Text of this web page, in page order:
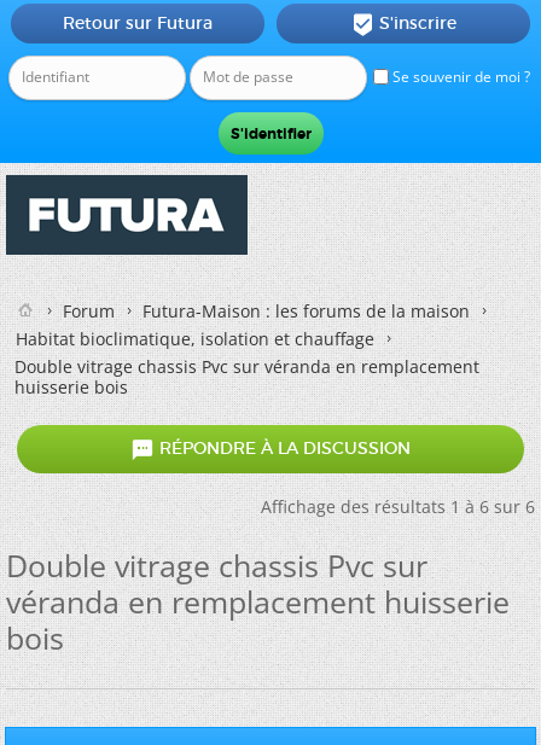
Se souvenir de moi ?
Retour sur Futura  S'inscrire
Forum
Futura-Maison : les forums de la maison
Habitat bioclimatique, isolation et chauffage
Double vitrage chassis Pvc sur véranda en remplacement
huisserie bois
 RÉPONDRE À LA DISCUSSION
Affichage des résultats 1 à 6 sur 6
Double vitrage chassis Pvc sur
véranda en remplacement huisserie
bois